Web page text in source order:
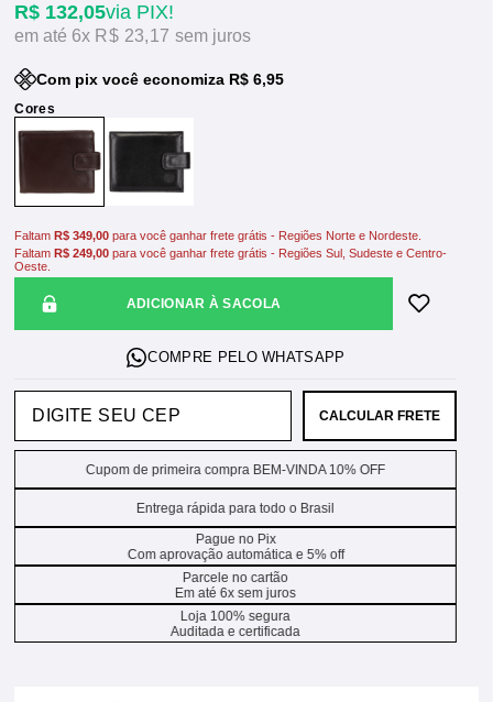
R$ 132,05via PIX!
6x R$ 23,17sem juros
Com pix você economiza R$ 6,95
ADICIONAR À SACOLA
FaltamR$ 349,00 para você ganhar frete grátis - Regiões Norte e Nordeste.
FaltamR$ 249,00 para você ganhar frete grátis - Regiões Sul, Sudeste e Centro-
Oeste.
CALCULAR FRETE
Cupom de primeira compra BEM-VINDA 10% OFF
Entrega rápida para todo o Brasil
Pague no Pix
Com aprovação automática e 5% off
Parcele no cartão
Em até 6x sem juros
Loja 100% segura
Auditada e certificada